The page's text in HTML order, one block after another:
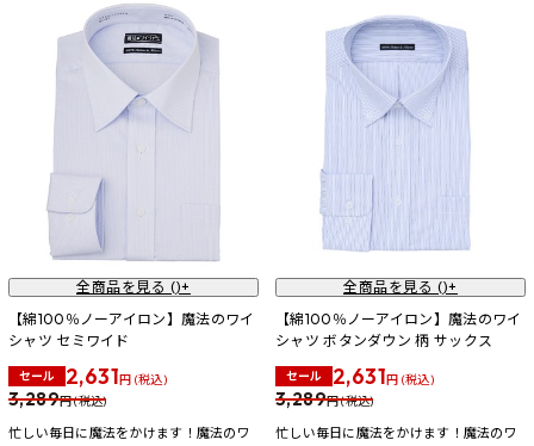
全商品を見る ()+
【綿100％ノーアイロン】魔法のワイ
シャツ セミワイド
セール 2,631円 (税込)
3,289円 (税込)
忙しい毎日に魔法をかけます！魔法のワ
全商品を見る ()+
【綿100％ノーアイロン】魔法のワイ
シャツ ボタンダウン 柄 サックス
セール 2,631円 (税込)
3,289円 (税込)
忙しい毎日に魔法をかけます！魔法のワ